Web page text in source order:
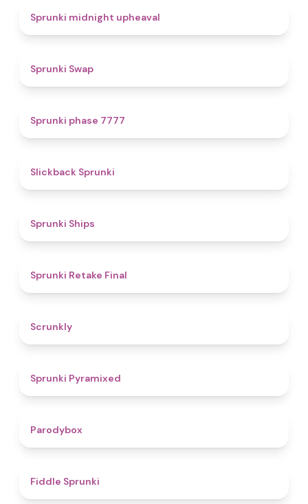
Sprunki midnight upheaval
Sprunki Swap
Sprunki phase 7777
Slickback Sprunki
Sprunki Ships
Sprunki Retake Final
Scrunkly
Sprunki Pyramixed
Parodybox
Fiddle Sprunki